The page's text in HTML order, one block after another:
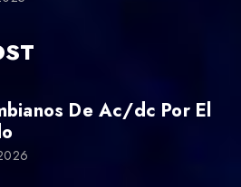
De Ac/dc Por El